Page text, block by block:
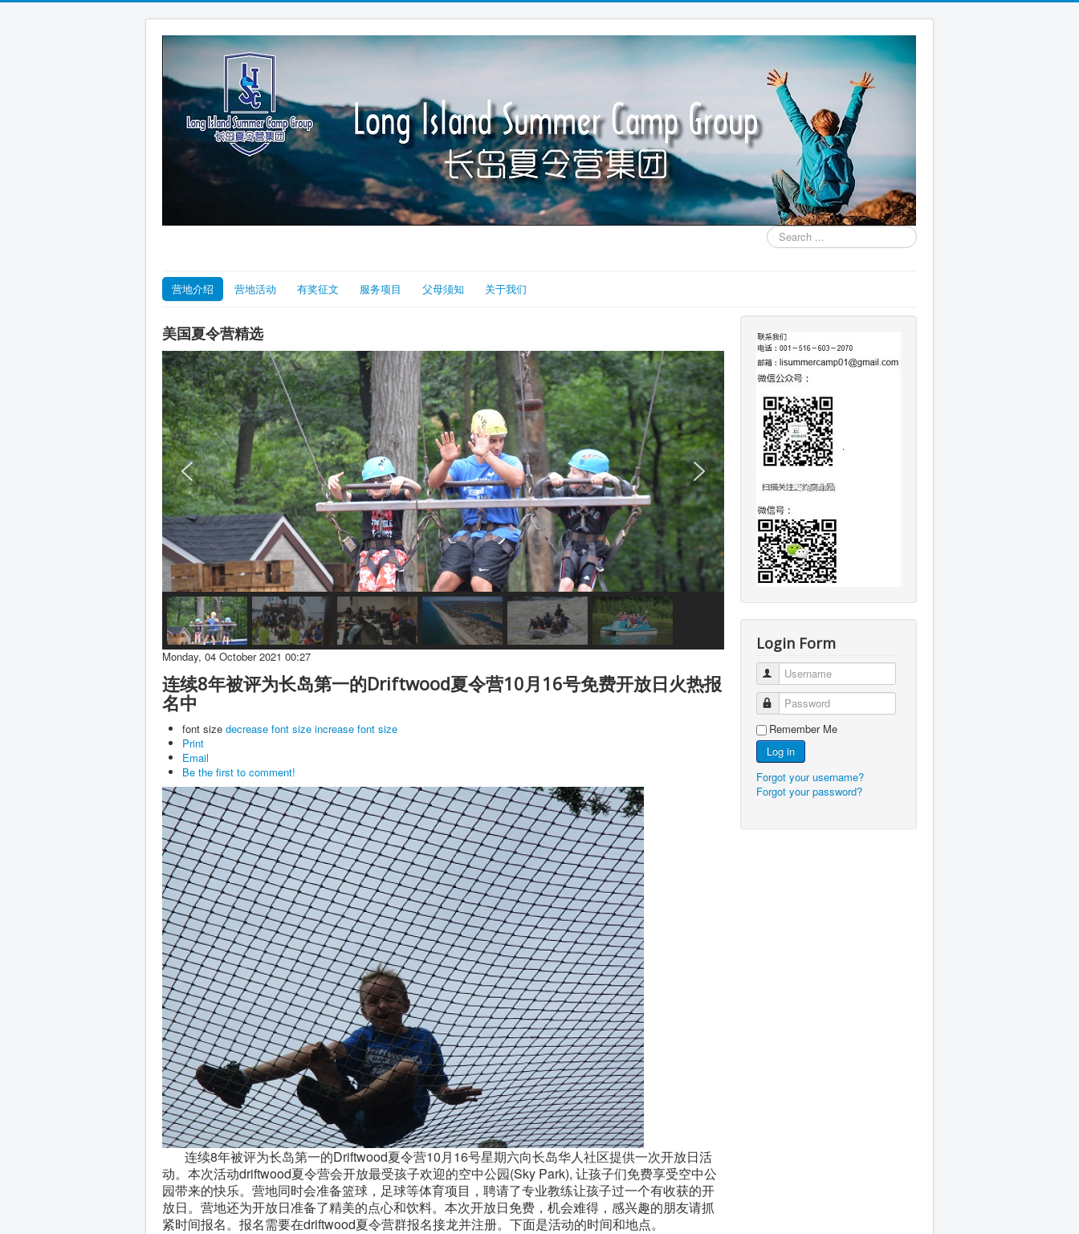
Search
...
营地介绍 营地活动 有奖征文 服务项目 父母须知 关于我们
美国夏令营精选
Monday, 04 October 2021 00:27
连续8年被评为长岛第一的Driftwood夏令营10月16号免费开放日火热报
名中
font size decrease font size increase font size
Print
Email
Be the first to comment!
连续8年被评为长岛第一的Driftwood夏令营10月16号星期六向长岛华人社区提供一次开放日活
动。本次活动driftwood夏令营会开放最受孩子欢迎的空中公园(Sky Park), 让孩子们免费享受空中公
园带来的快乐。营地同时会准备篮球，足球等体育项目，聘请了专业教练让孩子过一个有收获的开
放日。营地还为开放日准备了精美的点心和饮料。本次开放日免费，机会难得，感兴趣的朋友请抓
紧时间报名。报名需要在driftwood夏令营群报名接龙并注册。下面是活动的时间和地点。
Login Form
Username
Password
Remember Me
Log in
Forgot your username?
Forgot your password?